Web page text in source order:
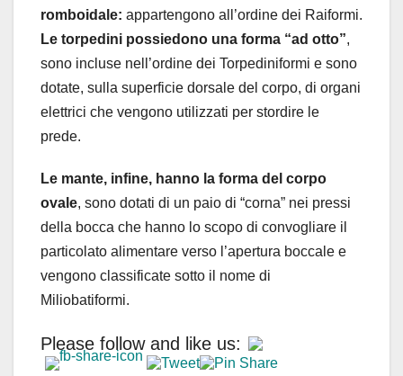
romboidale: appartengono all’ordine dei Raiformi.
Le torpedini possiedono una forma “ad otto”,
sono incluse nell’ordine dei Torpediniformi e sono
dotate, sulla superficie dorsale del corpo, di organi
elettrici che vengono utilizzati per stordire le
prede.
Le mante, infine, hanno la forma del corpo
ovale, sono dotati di un paio di “corna” nei pressi
della bocca che hanno lo scopo di convogliare il
particolato alimentare verso l’apertura boccale e
vengono classificate sotto il nome di
Miliobatiformi.
Please follow and like us: